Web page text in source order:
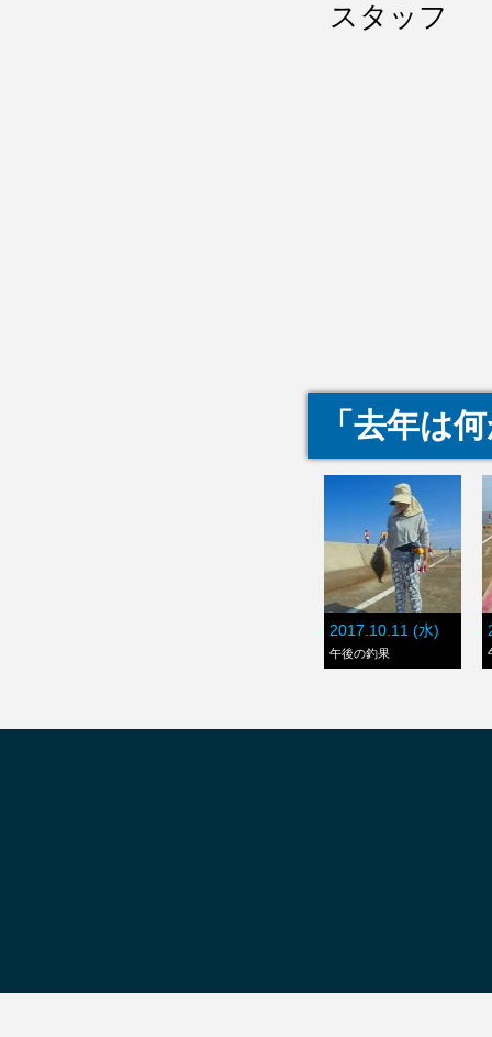
スタッフ
「去年は
2017.10.11 (水)
午後の釣果